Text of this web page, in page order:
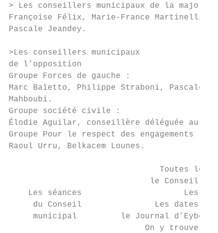
> Les conseillers municipaux de la majorité
Françoise Félix, Marie-France Martinelli,
Pascale Jeandey.
>Les conseillers municipaux
de l’opposition
Groupe Forces de gauche :
Marc Baïetto, Philippe Straboni, Pascale
Mahboubi.
Groupe société civile :
Élodie Aguilar, conseillère déléguée au
Groupe Pour le respect des engagements :
Raoul Urru, Belkacem Lounes.
Toutes les
le Conseil
Les séances                     Les
du Conseil               Les dates et
municipal         le Journal
On y trouve